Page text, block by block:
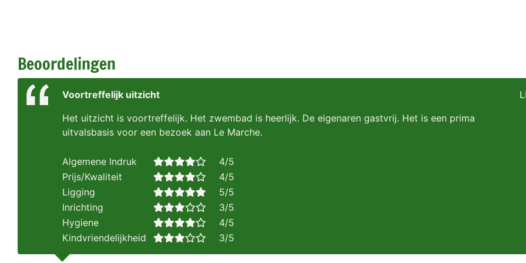
Beoordelingen
Voortreffelijk uitzicht
Het uitzicht is voortreffelijk. Het zwembad is heerlijk. De eigenaren gastvrij. Het is een prima
uitvalsbasis voor een bezoek aan Le Marche.
Algemene Indruk
4/5
Prijs/Kwaliteit
4/5
Ligging
5/5
Inrichting
3/5
Hygiene
4/5
Kindvriendelijkheid
3/5